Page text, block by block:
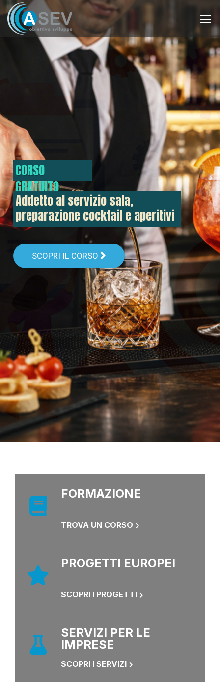
CORSO
GRATUITO
Addetto al servizio sala,
preparazione cocktail e aperitivi
SCOPRI IL CORSO
FORMAZIONE
TROVA UN CORSO
PROGETTI EUROPEI
SCOPRI I PROGETTI
SERVIZI PER LE
IMPRESE
SCOPRI I SERVIZI